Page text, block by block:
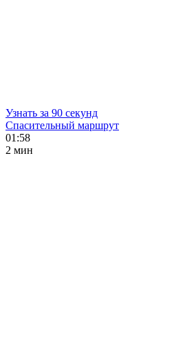
Узнать за 90 секунд
Спасительный маршрут
01:58
2 мин